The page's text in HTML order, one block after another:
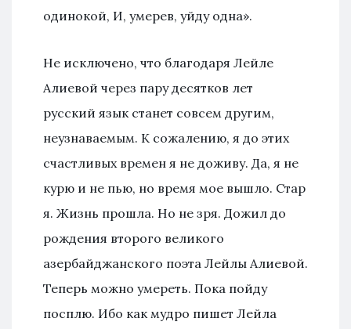
одинокой, И, умерев, уйду одна».
Не исключено, что благодаря Лейле
Алиевой через пару десятков лет
русский язык станет совсем другим,
неузнаваемым. К сожалению, я до этих
счастливых времен я не доживу. Да, я не
курю и не пью, но время мое вышло. Стар
я. Жизнь прошла. Но не зря. Дожил до
рождения второго великого
азербайджанского поэта Лейлы Алиевой.
Теперь можно умереть. Пока пойду
посплю. Ибо как мудро пишет Лейла